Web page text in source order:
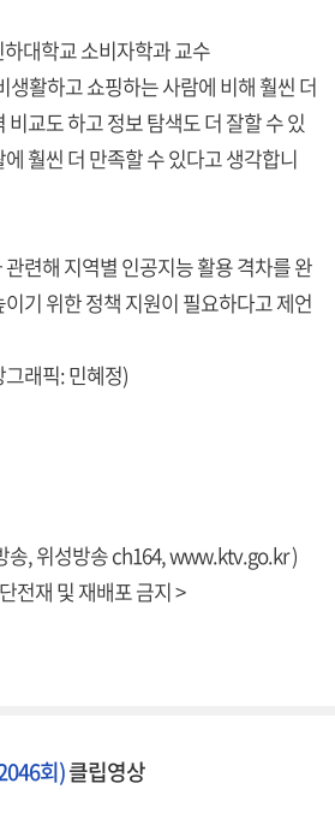
대학교 소비자학과 교수
활하고 쇼핑하는 사람에 비해 훨씬 더
교도 하고 정보 탐색도 더 잘할 수 있
훨씬 더 만족할 수 있다고 생각합니
련해 지역별 인공지능 활용 격차를 완
기 위한 정책 지원이 필요하다고 제언
래픽: 민혜정)
송, 위성방송 ch164,www.ktv.go.kr)
전재 및 재배포 금지 >
회)클립영상